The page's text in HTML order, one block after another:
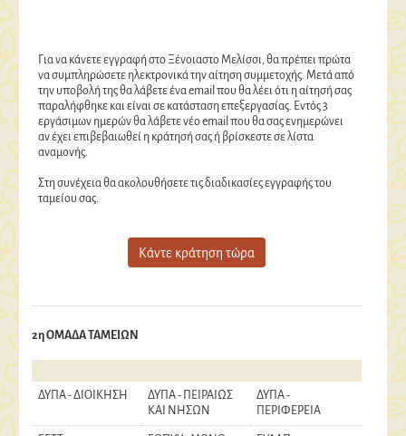
Για να κάνετε εγγραφή στο Ξένοιαστο Μελίσσι, θα πρέπει πρώτα
να συμπληρώσετε ηλεκτρονικά την αίτηση συμμετοχής. Μετά από
την υποβολή της θα λάβετε ένα email που θα λέει ότι η αίτησή σας
παραλήφθηκε και είναι σε κατάσταση επεξεργασίας. Εντός 3
εργάσιμων ημερών θα λάβετε νέο email που θα σας ενημερώνει
αν έχει επιβεβαιωθεί η κράτησή σας ή βρίσκεστε σε λίστα
αναμονής.
Στη συνέχεια θα ακολουθήσετε τις διαδικασίες εγγραφής του
ταμείου σας.
Κάντε κράτηση τώρα
2η ΟΜΑΔΑ ΤΑΜΕΙΩΝ
ΔΥΠΑ - ΔΙΟΙΚΗΣΗ
ΔΥΠΑ - ΠΕΙΡΑΙΩΣ
ΚΑΙ ΝΗΣΩΝ
ΔΥΠΑ -
ΠΕΡΙΦΕΡΕΙΑ